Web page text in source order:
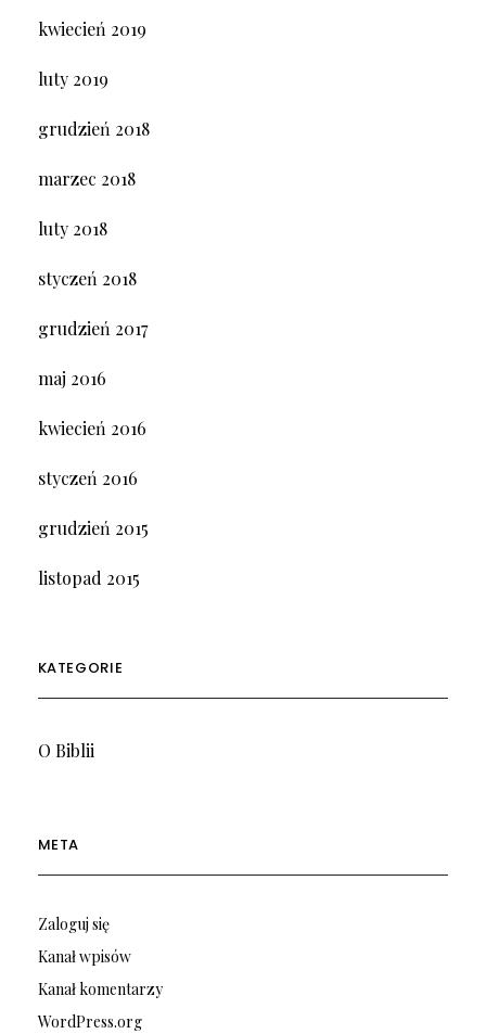
kwiecień 2019
luty 2019
grudzień 2018
marzec 2018
luty 2018
styczeń 2018
grudzień 2017
maj 2016
kwiecień 2016
styczeń 2016
grudzień 2015
listopad 2015
KATEGORIE
O Biblii
META
Zaloguj się
Kanał wpisów
Kanał komentarzy
WordPress.org